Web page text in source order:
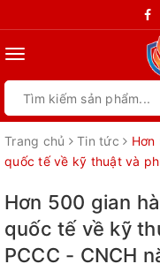
Toggle
Trang chủ Tin tức
Hơn
quốc tế về kỹ thuật và
Hơn 500 gian
quốc tế về kỹ
PCCC - CNCH